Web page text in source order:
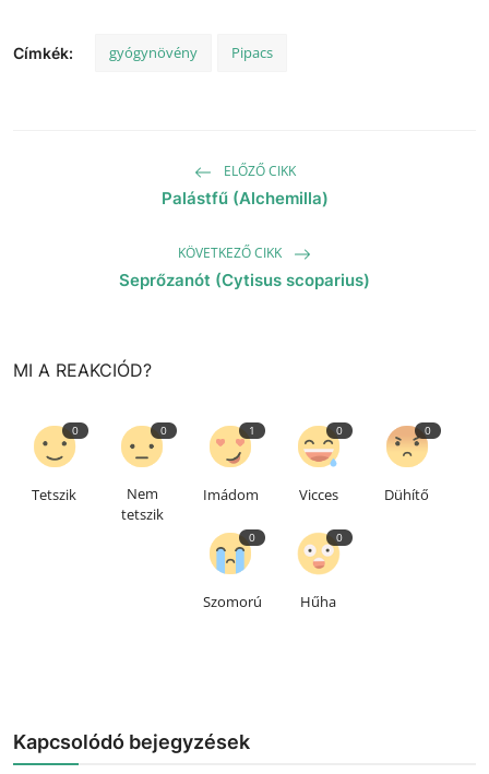
Címkék: gyógynövény Pipacs
ELŐZŐ CIKK
Palástfű (Alchemilla)
KÖVETKEZŐ CIKK
Seprőzanót (Cytisus scoparius)
MI A REAKCIÓD?
0
Tetszik
0
Nem
tetszik
1
Imádom
0
Vicces
0
Dühítő
0
Szomorú
0
Hűha
Kapcsolódó bejegyzések